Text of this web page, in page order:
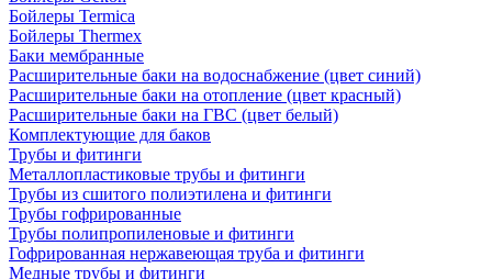
Бойлеры Termica
Бойлеры Thermex
Баки мембранные
Расширительные баки на водоснабжение (цвет синий)
Расширительные баки на отопление (цвет красный)
Расширительные баки на ГВС (цвет белый)
Комплектующие для баков
Трубы и фитинги
Металлопластиковые трубы и фитинги
Трубы из сшитого полиэтилена и фитинги
Трубы гофрированные
Трубы полипропиленовые и фитинги
Гофрированная нержавеющая труба и фитинги
Медные трубы и фитинги